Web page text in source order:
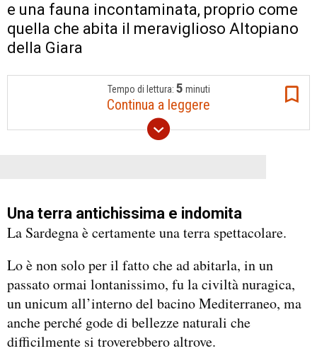
e una fauna incontaminata, proprio come
quella che abita il meraviglioso Altopiano
della Giara
Tempo di lettura: 5 minuti
Continua a leggere
Una terra antichissima e indomita
La Sardegna è certamente una terra spettacolare.
Lo è non solo per il fatto che ad abitarla, in un
passato ormai lontanissimo, fu la civiltà nuragica,
un unicum all’interno del bacino Mediterraneo, ma
anche perché gode di bellezze naturali che
difficilmente si troverebbero altrove.